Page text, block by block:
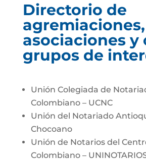
Directorio de
agremiaciones,
asociaciones y
grupos de
Unión Colegiada de
Colombiano – UCNC
Unión del Notariado
Chocoano
Unión de Notarios del
Colombiano –